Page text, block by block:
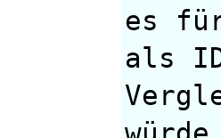
es
als